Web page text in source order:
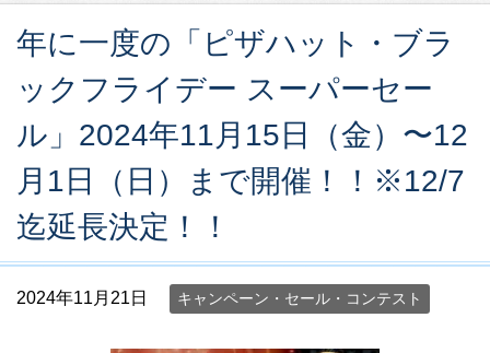
年に一度の「ピザハット・ブラ
ックフライデー スーパーセー
ル」2024年11月15日（金）〜12
月1日（日）まで開催！！※12/7
迄延長決定！！
2024年11月21日 キャンペーン・セール・コンテスト